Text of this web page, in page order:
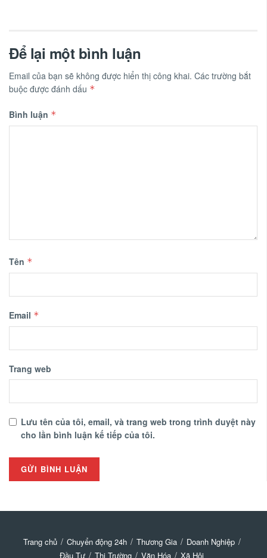
Để lại một bình luận
Email của bạn sẽ không được hiển thị công khai. Các trường bắt
buộc được đánh dấu *
Bình luận *
Tên *
Email *
Trang web
Lưu tên của tôi, email, và trang web trong trình duyệt này
cho lần bình luận kế tiếp của tôi.
Trang chủ Chuyển động 24h Thương Gia
Doanh Nghiệp
Đầu Tư
Thị Trường Văn Hóa Xã Hội